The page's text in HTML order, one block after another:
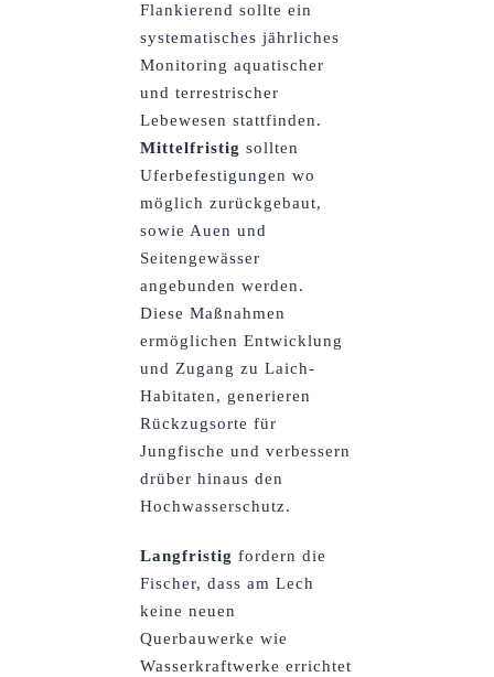
Flankierend sollte ein
systematisches jährliches
Monitoring aquatischer
und terrestrischer
Lebewesen stattfinden.
Mittelfristigsollten
Uferbefestigungen wo
möglich zurückgebaut,
sowie Auen und
Seitengewässer
angebunden werden.
Diese Maßnahmen
ermöglichen Entwicklung
und Zugang zu Laich-
Habitaten, generieren
Rückzugsorte für
Jungfische und verbessern
drüber hinaus den
Hochwasserschutz.
Langfristig fordern die
Fischer, dass am Lech
keine neuen
Querbauwerke wie
Wasserkraftwerke errichtet